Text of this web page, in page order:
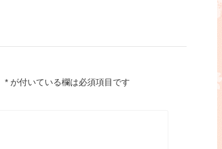
* が付いている欄は必須項目です